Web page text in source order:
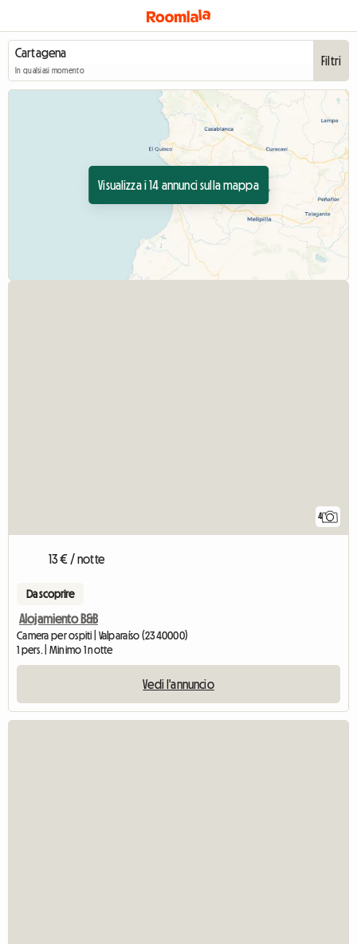
In qualsiasi momento
Filtri
Visualizza i 14 annunci sulla mappa
4
13 € / notte
Da scoprire
Alojamiento B&B
Camera per ospiti | Valparaíso (2340000)
1 pers. | Minimo 1 notte
Vedi l'annuncio